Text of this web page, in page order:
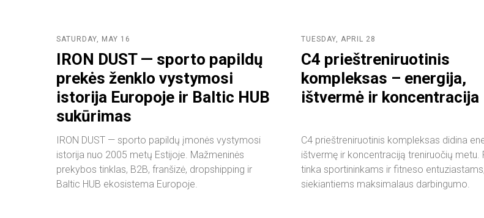
SATURDAY, MAY 16
IRON DUST — sporto papildų
prekės ženklo vystymosi
istorija Europoje ir Baltic HUB
sukūrimas
IRON DUST — sporto papildų įmonės vystymosi
istorija nuo 2005 metų Estijoje. Mažmeninės
prekybos tinklas, B2B, franšizė, dropshipping ir
Baltic HUB ekosistema Europoje.
TUESDAY, APRIL 28
C4 prieštreniruotinis
kompleksas – energija,
ištvermė ir koncentracija
C4 prieštreniruotinis kompleksas didina
ištvermę ir koncentraciją treniruočių metu.
tinka sportininkams ir fitneso entuziastams,
siekiantiems maksimalaus darbingumo.